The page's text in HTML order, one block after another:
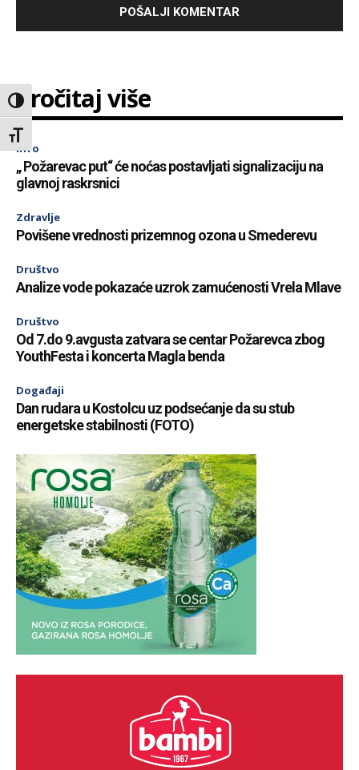
Toggle High Contrast
Toggle Font size
Pročitaj više
Info
„ Požarevac put“ će noćas postavljati signalizaciju na
glavnoj raskrsnici
Zdravlje
Povišene vrednosti prizemnog ozona u Smederevu
Društvo
Analize vode pokazaće uzrok zamućenosti Vrela Mlave
Društvo
Od 7.do 9.avgusta zatvara se centar Požarevca zbog
YouthFesta i koncerta Magla benda
Događaji
Dan rudara u Kostolcu uz podsećanje da su stub
energetske stabilnosti (FOTO)